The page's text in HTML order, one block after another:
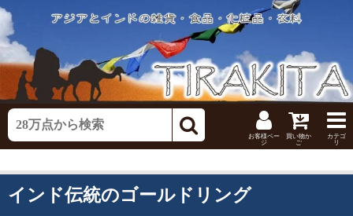
お客様ペー
ジ
買い物か
ご
カテゴ
リ
インド伝統のゴールドリング